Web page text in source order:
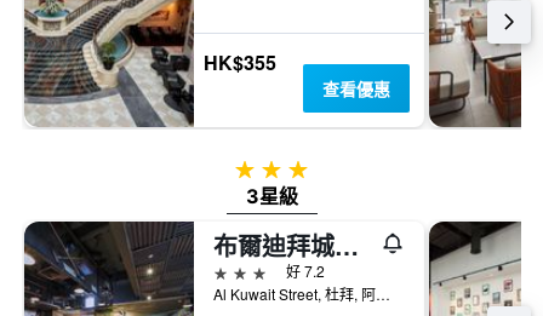
HK$355
查看優惠
3星級
3星級
布爾迪拜城市馬克斯酒店
3星級
好 7.2
Al Kuwait Street, 杜拜, 阿拉伯聯合大公國